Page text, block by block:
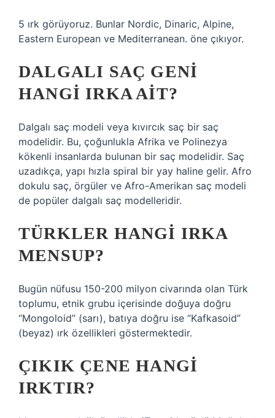
5 ırk görüyoruz. Bunlar Nordic, Dinaric, Alpine,
Eastern European ve Mediterranean. öne çıkıyor.
DALGALI SAÇ GENI
HANGI IRKA AIT?
Dalgalı saç modeli veya kıvırcık saç bir saç
modelidir. Bu, çoğunlukla Afrika ve Polinezya
kökenli insanlarda bulunan bir saç modelidir. Saç
uzadıkça, yapı hızla spiral bir yay haline gelir. Afro
dokulu saç, örgüler ve Afro-Amerikan saç modeli
de popüler dalgalı saç modelleridir.
TÜRKLER HANGI IRKA
MENSUP?
Bugün nüfusu 150-200 milyon civarında olan Türk
toplumu, etnik grubu içerisinde doğuya doğru
“Mongoloid” (sarı), batıya doğru ise “Kafkasoid”
(beyaz) ırk özellikleri göstermektedir.
ÇIKIK ÇENE HANGI
IRKTIR?